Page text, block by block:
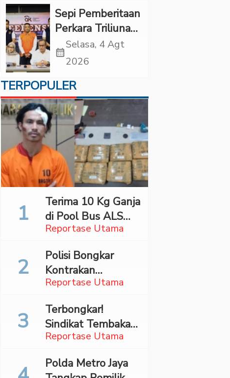
di “Indonesian
Brain Forum
2026 UPN
Veteran Jakarta”
Sepi Pemberitaan
Perkara Triliunan
Rupiah Investree,
Ternyata Sudah
calendar_month
Selasa, 4 Agt
2026
TERPOPULER
Reportase Utama
Terima 10 Kg Ganja
di Pool Bus ALS
Surabaya,
Madina Ditangkap
Bareskrim
Reportase Utama
Polisi Bongkar
Kontrakan
Penyimpan 27,96
Reportase Utama
Terbongkar!
Sindikat Tembakau
Sintetis Bermodus
di Jaksel
Polda Metro Jaya